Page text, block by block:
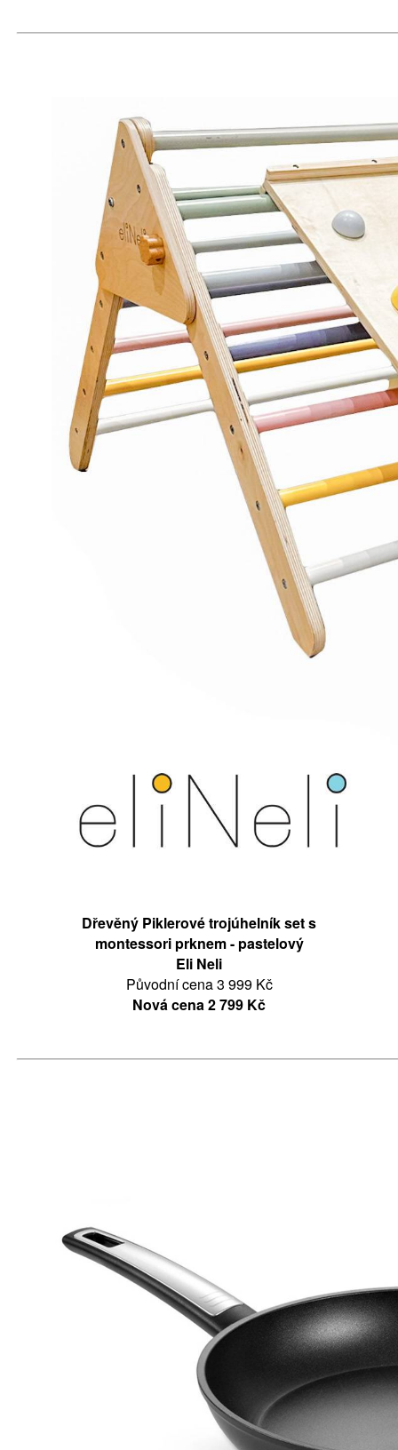
Dřevěný Piklerové trojúhelník set s
montessori prknem - pastelový
Eli Neli
Původní cena 3 999 Kč
Nová cena 2 799 Kč